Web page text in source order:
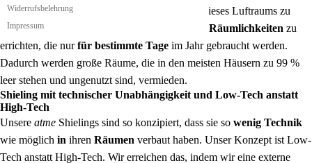
Widerrufsbelehrung
Impressum
höheren Energiekosten für die Klimatisierung dieses Luftraums zu
vernachlässigen. Somit ist es möglich,
größere Räumlichkeiten zu
errichten, die nurfür bestimmte Tage im Jahr gebraucht werden.
Dadurch werden große Räume, die in den meisten Häusern zu 99 %
leer stehen und ungenutzt sind, vermieden.
Shieling mit technischer Unabhängigkeit und Low-Tech anstatt
High-Tech
Unsere atme Shielings sind so konzipiert, dass sie so wenig Technik
wie möglich in ihren Räumen verbaut haben. Unser Konzept ist Low-
Tech anstatt High-Tech. Wir erreichen das, indem wir eine externe